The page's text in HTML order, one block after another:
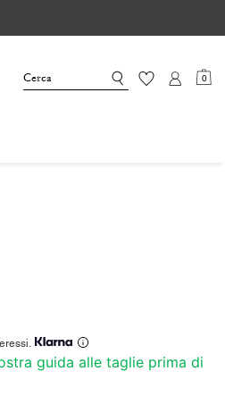
0
guida alle taglie prima di